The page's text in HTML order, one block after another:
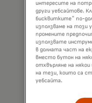
Click to
По-сигурно
"Запомни ме"
плащане.
интересите на
други уебсайтове.
бисквитките" по-
използваме на този
промените
използвате
в долната част на
вместо бутон на
отхвърляне на някои
на тези, които са
уебсайта.